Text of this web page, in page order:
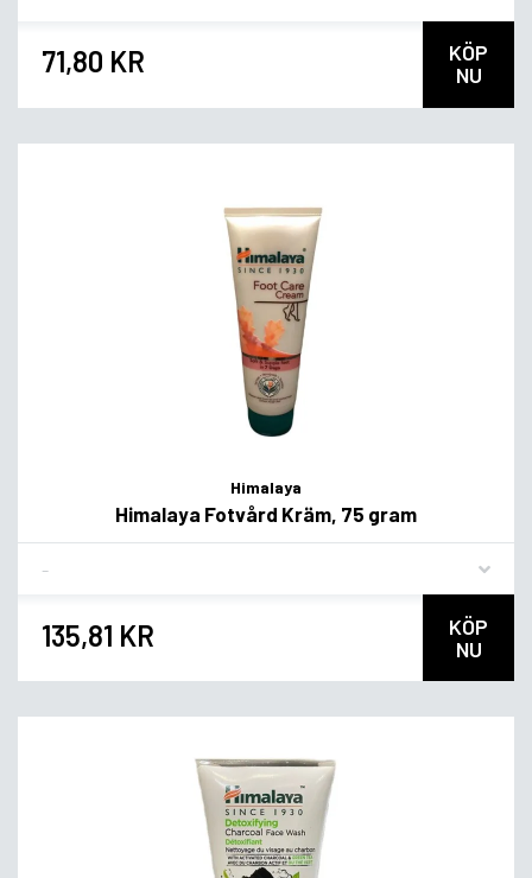
71,80 KR
KÖP
NU
Himalaya
Himalaya Fotvård Kräm, 75 gram
135,81 KR
KÖP
NU